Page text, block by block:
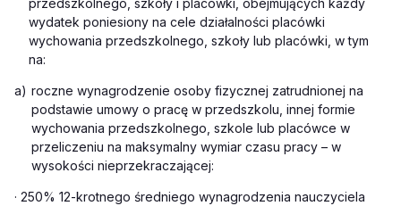
przedszkolnego, szkoły i placówki, obejmujących każdy
wydatek poniesiony na cele działalności placówki
wychowania przedszkolnego, szkoły lub placówki, w tym
na:
a) roczne wynagrodzenie osoby fizycznej zatrudnionej na
podstawie umowy o pracę w przedszkolu, innej formie
wychowania przedszkolnego, szkole lub placówce w
przeliczeniu na maksymalny wymiar czasu pracy – w
wysokości nieprzekraczającej:
· 250% 12-krotnego średniego wynagrodzenia nauczyciela